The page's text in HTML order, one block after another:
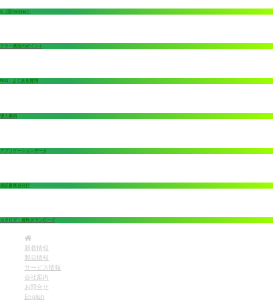
X（旧Twitter）
チラー選定のポイント
FAQ：よくある質問
導入事例
アプリケーションデータ
保証書新規発行
カタログ・資料ダウンロード
新着情報
製品情報
サービス情報
会社案内
お問合せ
English